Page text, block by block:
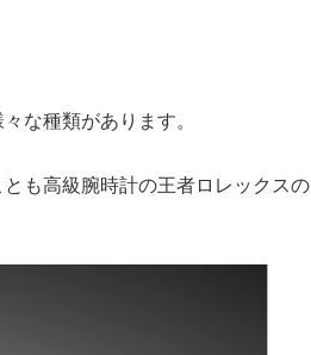
な種類があります。
も高級腕時計の王者ロレックスの